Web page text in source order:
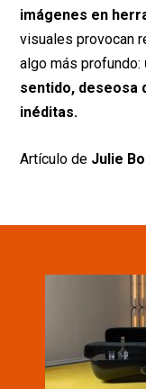
imágenes en
visuales provocan
algo más profundo:
sentido, deseosa
inéditas.
Artículo de Julie